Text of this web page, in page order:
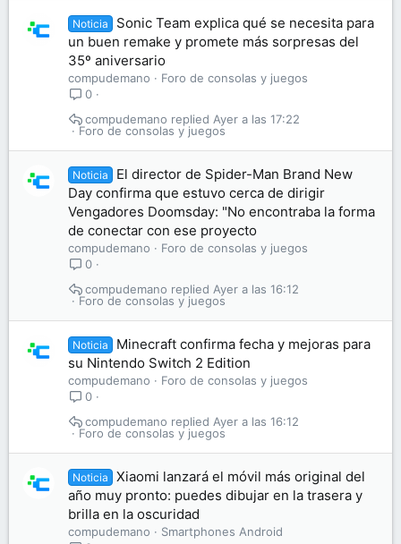
Noticia
Sonic Team explica qué se necesita para
un buen remake y promete más sorpresas del
35º aniversario
compudemano
Foro de consolas y juegos
0
Foro de consolas y juegos
Ayer a las 17:22
compudemano
Noticia
El director de Spider-Man Brand New
Day confirma que estuvo cerca de dirigir
Vengadores Doomsday: "No encontraba la forma
de conectar con ese proyecto
compudemano
Foro de consolas y juegos
0
Foro de consolas y juegos
Ayer a las 16:12
compudemano
Noticia
Minecraft confirma fecha y mejoras para
su Nintendo Switch 2 Edition
compudemano
Foro de consolas y juegos
0
Foro de consolas y juegos
Ayer a las 16:12
compudemano
Noticia
Xiaomi lanzará el móvil más original del
año muy pronto: puedes dibujar en la trasera y
brilla en la oscuridad
compudemano
Smartphones Android